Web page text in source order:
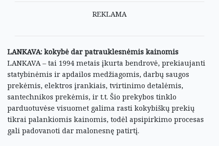
REKLAMA
LANKAVA: kokybė dar patrauklesnėmis kainomis
LANKAVA – tai 1994 metais įkurta bendrovė, prekiaujanti
statybinėmis ir apdailos medžiagomis, darbų saugos
prekėmis, elektros įrankiais, tvirtinimo detalėmis,
santechnikos prekėmis, ir t.t. Šio prekybos tinklo
parduotuvėse visuomet galima rasti kokybiškų prekių
tikrai palankiomis kainomis, todėl apsipirkimo procesas
gali padovanoti dar malonesnę patirtį.